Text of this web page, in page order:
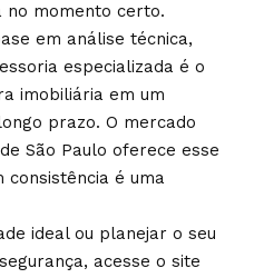
no momento certo.
em análise técnica,
especializada é o
imobiliária em um
prazo. O mercado
São Paulo oferece esse
é uma
ideal ou planejar o seu
acesse o site